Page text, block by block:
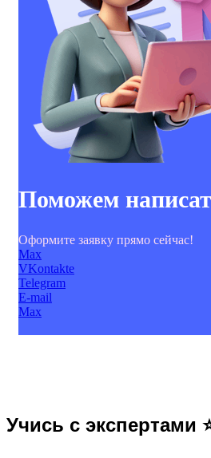
Поможем
Оформите заявку прямо сейчас!
Max
VKontakte
Telegram
E-mail
Max
Учись с экспертами